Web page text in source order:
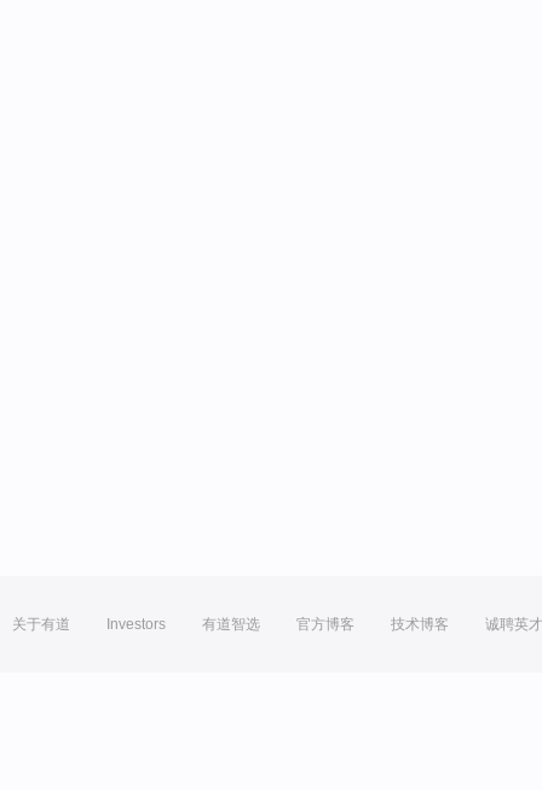
关于有道 Investors 有道智选 官方博客 技术博客 诚聘英才